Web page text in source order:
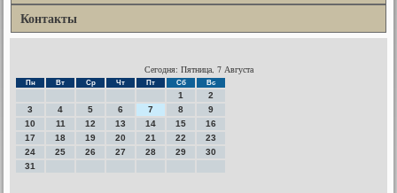
Контакты
Сегодня: Пятница, 7 Августа
Пн Вт Ср Чт Пт Сб Вс
1
2
3
4 5 6 7 8
9
10
11 12 13 14 15
16
17
18 19 20 21 22
23
24
25 26 27 28 29
30
31